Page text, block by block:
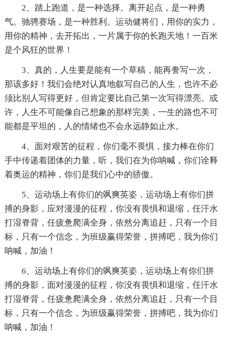
2、踏上跑道，是一种选择。离开起点，是一种勇
气。驰骋赛场，是一种胜利。运动健将们，用你的实力，
用你的精神，去开拓出，一片属于你的长跑天地！一百米
是个风狂的世界！
3、真的，人生要是能有一个草稿，能再誊写一次，
那该多好！我们会绝对认真地叙写自己的人生，也许不必
须比别人写得更好，但肯定要比自己第一次写得漂亮。或
许，人生不可能像自己想象的那样完美，一生的路也不可
能都是平坦的，人的情绪也不会永远静如止水。
4、面对艰苦的征程，你们毫不畏惧，接力棒在你们
手中传递着团体的力量，听，我们在为你呐喊，你们诠释
着奥运的精神，你们是我们心中的骄傲。
5、运动场上有你们的飒爽英姿，运动场上有你们拼
搏的身影，应对漫漫的征程，你没有畏惧和退缩，任汗水
打湿脊背，任疲惫爬满全身，依然分离追赶，只有一个目
标，只有一个信念，为班级赢得荣誉，拼搏吧，我为你们
呐喊，加油！
6、运动场上有你们的飒爽英姿，运动场上有你们拼
搏的身影，面对漫漫的征程，你没有畏惧和退缩，任汗水
打湿脊背，任疲惫爬满全身，依然分离追赶，只有一个目
标，只有一个信念，为班级赢得荣誉，拼搏吧，我为你们
呐喊，加油！